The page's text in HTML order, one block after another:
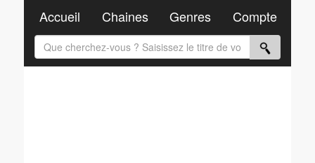
Accueil Chaines Genres Compte